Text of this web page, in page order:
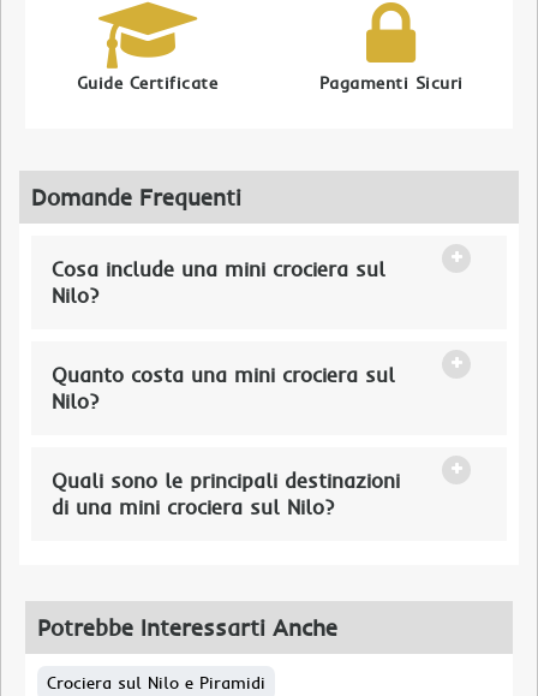
Guide Certificate Pagamenti Sicuri
Domande Frequenti
Cosa include una mini crociera sul
Nilo?
Quanto costa una mini crociera sul
Nilo?
Quali sono le principali destinazioni
di una mini crociera sul Nilo?
Potrebbe Interessarti Anche
Crociera sul Nilo e Piramidi